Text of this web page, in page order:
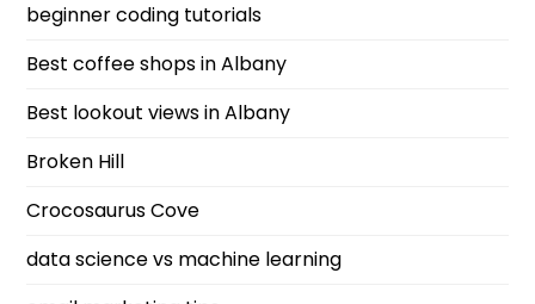
beginner coding tutorials
Best coffee shops in Albany
Best lookout views in Albany
Broken Hill
Crocosaurus Cove
data science vs machine learning